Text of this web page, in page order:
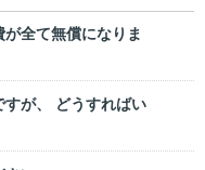
全て無償になりま
すが、 どうすればい